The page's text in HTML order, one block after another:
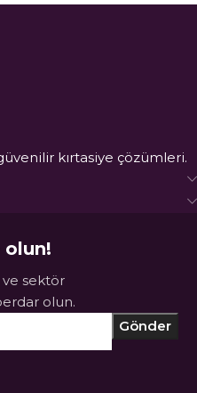
kırtasiye çözümleri.
olun!
sektör
olun.